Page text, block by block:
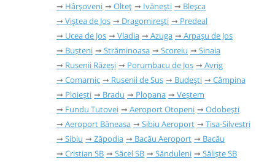
Hârșoveni
Olteț Ivănești
Bleșca
Viștea de Jos
Dragomirești
Predeal
Ucea de Jos
Vladia Azuga
Arpașu de Jos
Bușteni
Străminoasa Scoreiu
Sinaia
Rusenii Răzeși
Porumbacu de Jos
Avrig
Comarnic
Rusenii de Sus Budești
Câmpina
Ploiești
Bradu Plopana
Veștem
Fundu Tutovei
Aeroport Otopeni
Odobești
Aeroport Băneasa
Sibiu Aeroport
Tisa-Silvestri
Sibiu
Zăpodia Bacău Aeroport
Bacău
Cristian SB
Săcel SB Sănduleni
Săliște SB